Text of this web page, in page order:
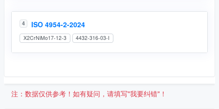
4 ISO 4954-2-2024
X2CrNiMo17-12-3 4432-316-03-I
注：数据仅供参考！如有疑问，请填写"我要纠错"！